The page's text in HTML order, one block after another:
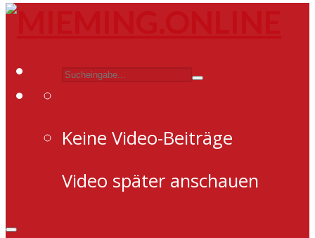
Keine Video-Beiträge
Video später anschauen